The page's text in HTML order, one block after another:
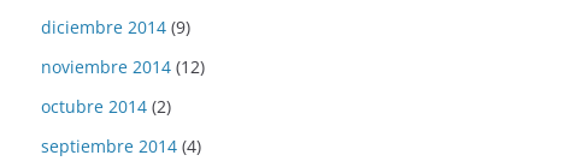
diciembre 2014 (9)
noviembre 2014 (12)
octubre 2014 (2)
septiembre 2014 (4)